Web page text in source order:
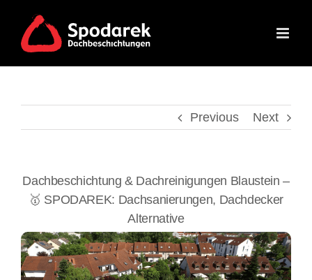
content
Previous Next
Dachbeschichtung & Dachreinigungen Blaustein –
🥇 SPODAREK: Dachsanierungen, Dachdecker
Alternative